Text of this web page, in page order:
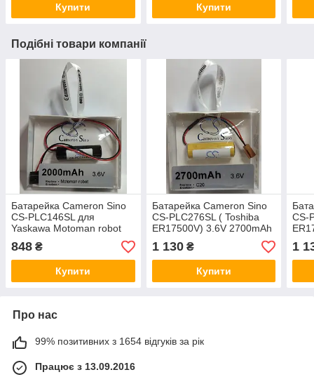
Купити Купити
Подібні товари компанії
Батарейка Cameron Sino
CS-PLC146SL для
Yaskawa Motoman robot
3.6V 2000mAh Li-MnO2
848 ₴
Купити
Батарейка Cameron Sino
CS-PLC276SL ( Toshiba
ER17500V) 3.6V 2700mAh
з конектором
1 130₴
Купити
CS-
1
Про нас
99% позитивних з 1654 відгуків за рік
Працює з 13.09.2016